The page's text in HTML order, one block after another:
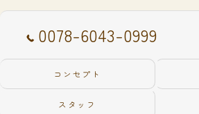
0078-6043-0999
コンセプト
スタッフ